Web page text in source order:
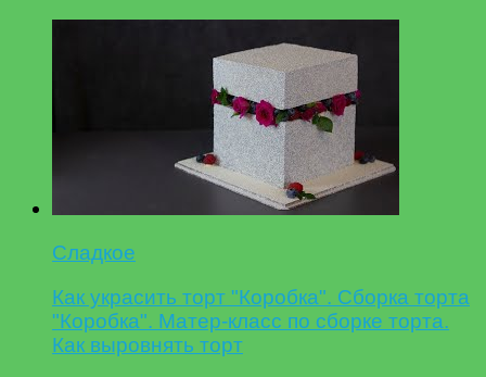
Сладкое
Как украсить торт "Коробка". Сборка торта
"Коробка". Матер-класс по сборке торта.
Как выровнять торт